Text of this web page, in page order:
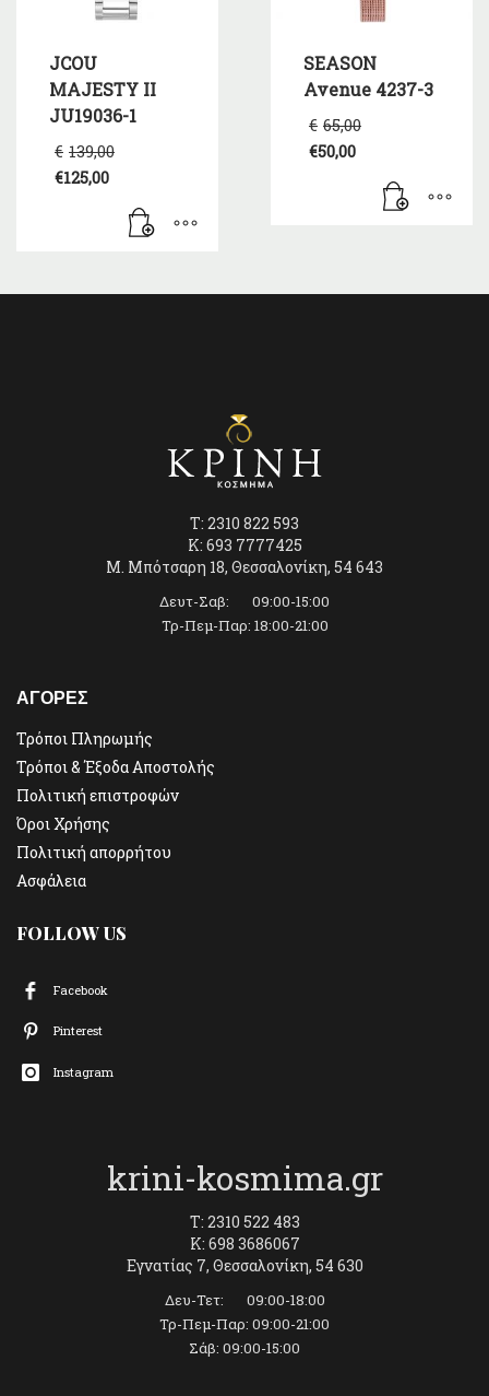
JCOU
MAJESTY II
JU19036-1
€ 139,00
€139,00.
€125,00
τρέχουσα
SEASON
Avenue 4237-3
€ 65,00
€65,00.
€50,00
τρέχουσα
T: 2310 822 593
K: 693 7777425
Μ. Μπότσαρη 18, Θεσσαλονίκη, 54 643
Δευτ-Σαβ: 09:00-15:00
Τρ-Πεμ-Παρ: 18:00-21:00
ΑΓΟΡΕΣ
Τρόποι Πληρωμής
Τρόποι & Έξοδα Αποστολής
Πολιτική επιστροφών
Όροι Χρήσης
Πολιτική απορρήτου
Ασφάλεια
FOLLOW US
Facebook
Pinterest
Instagram
krini-kosmima.gr
T: 2310 522 483
K: 698 3686067
Εγνατίας 7, Θεσσαλονίκη, 54 630
Δευ-Τετ: 09:00-18:00
Τρ-Πεμ-Παρ: 09:00-21:00
Σάβ: 09:00-15:00